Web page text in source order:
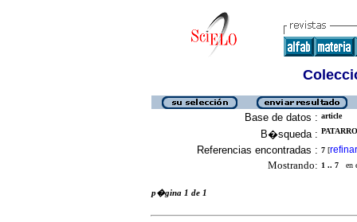
Base de datos : article
B�squeda :
Referencias encontradas : 7 [refinar
Mostrando: 1 .. 7 en
p�gina 1 de 1